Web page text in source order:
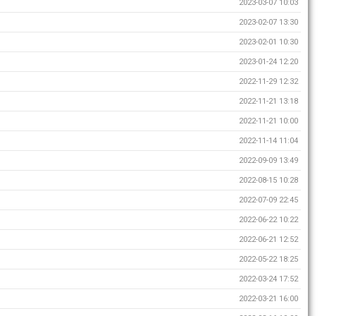
2023-03-07 10:03
2023-02-07 13:30
2023-02-01 10:30
2023-01-24 12:20
2022-11-29 12:32
2022-11-21 13:18
2022-11-21 10:00
2022-11-14 11:04
2022-09-09 13:49
2022-08-15 10:28
2022-07-09 22:45
2022-06-22 10:22
2022-06-21 12:52
2022-05-22 18:25
2022-03-24 17:52
2022-03-21 16:00